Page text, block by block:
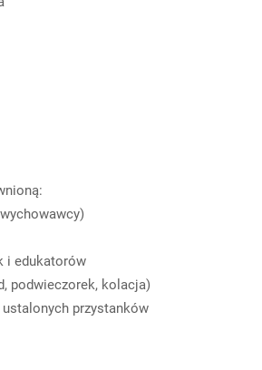
i edukatorów
podwieczorek, kolacja)
przystanków